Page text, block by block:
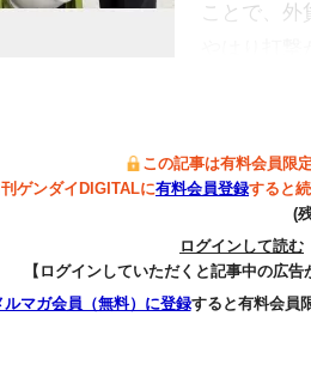
ことで、外
この記事は有料会員限定
刊ゲンダイDIGITALに有料会員登録すると
(
ログインして読む
【ログインしていただくと記事中の広告
ルマガ会員（無料）に登録すると有料会員